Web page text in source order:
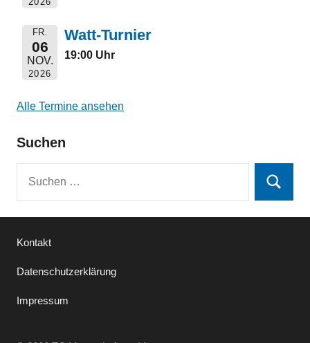
FR.
06
NOV.
2026
Watt-Turnier
19:00 Uhr
Alle Termine ansehen
Suchen
Suchen
Kontakt
Datenschutzerklärung
Impressum